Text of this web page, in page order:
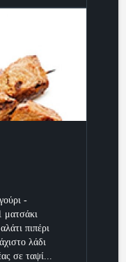
-
ματσάκι
πιπέρι
λάδι
σε ταψί...